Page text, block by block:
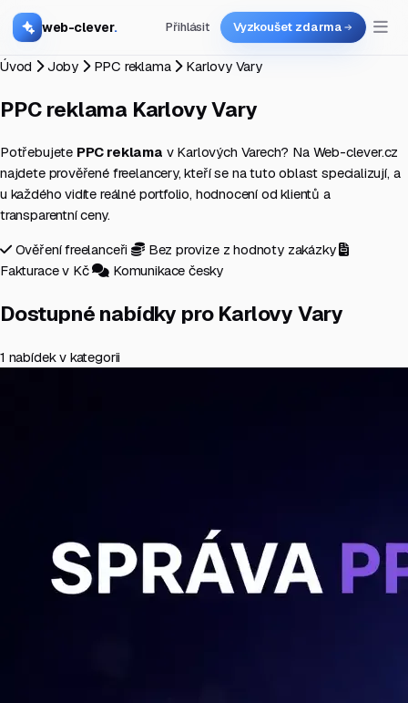
web-clever. Přihlásit Vyzkoušet zdarma
Úvod Joby PPC reklama Karlovy Vary
PPC reklama Karlovy Vary
Potřebujete PPC reklama v Karlových Varech? Na Web-clever.cz
najdete prověřené freelancery, kteří se na tuto oblast specializují, a
u každého vidíte reálné portfolio, hodnocení od klientů a
transparentní ceny.
Ověření freelanceři
Bez provize z hodnoty zakázky
Fakturace v Kč
Komunikace česky
Dostupné nabídky pro Karlovy Vary
1 nabídek v kategorii